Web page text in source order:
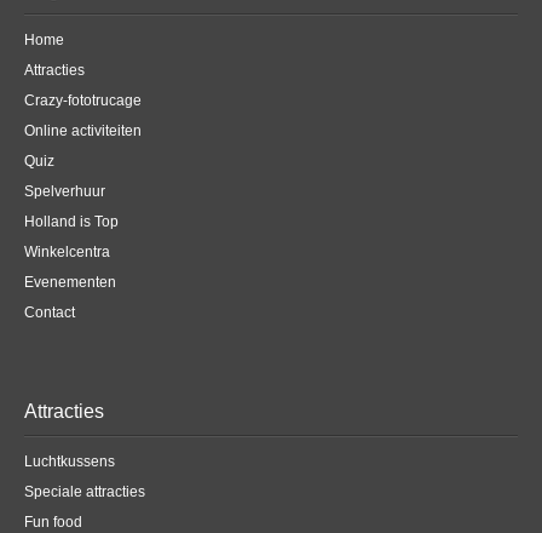
Home
Attracties
Crazy-fototrucage
Online activiteiten
Quiz
Spelverhuur
Holland is Top
Winkelcentra
Evenementen
Contact
Attracties
Luchtkussens
Speciale attracties
Fun food